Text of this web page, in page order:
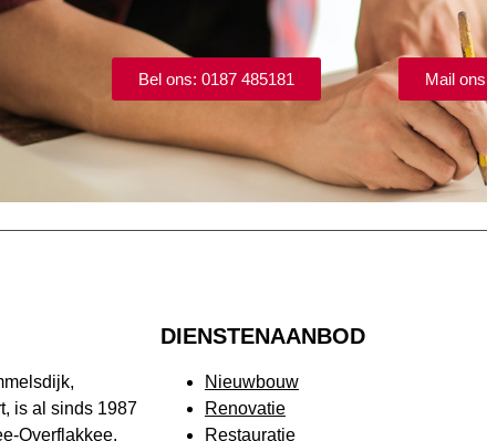
Bel ons: 0187 485181 Mail
is al sinds 1987
Overflakkee.
DIENSTENAANBOD
Nieuwbouw
Renovatie
Restauratie